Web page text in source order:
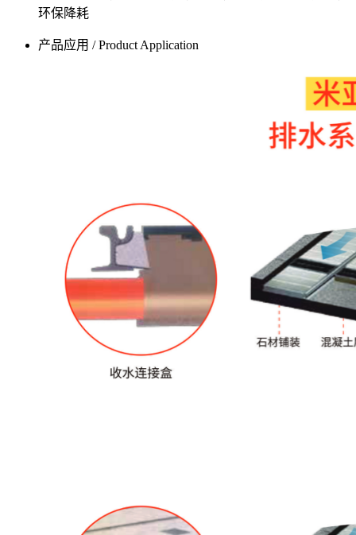
环保降耗
产品应用 / Product Application